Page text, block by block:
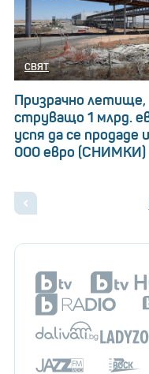
СВЯТ
Призрачно летище,
струващо 1 млрд.
успя да се продаде
000 евро (СНИМКИ)